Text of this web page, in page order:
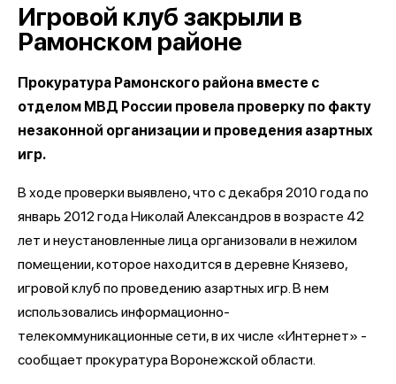
Игровой клуб закрыли в
Рамонском районе
Прокуратура Рамонского района вместе с
отделом МВД России провела проверку по факту
незаконной организации и проведения азартных
игр.
В ходе проверки выявлено, что с декабря 2010 года по
январь 2012 года Николай Александров в возрасте 42
лет и неустановленные лица организовали в нежилом
помещении, которое находится в деревне Князево,
игровой клуб по проведению азартных игр. В нем
использовались информационно-
телекоммуникационные сети, в их числе «Интернет» -
сообщает прокуратура Воронежской области.